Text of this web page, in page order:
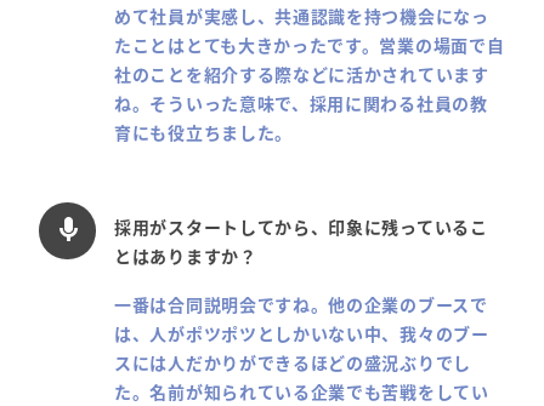
めて社員が実感し、共通認識を持つ機会になっ
たことはとても大きかったです。営業の場面で自
社のことを紹介する際などに活かされています
ね。そういった意味で、採用に関わる社員の教
育にも役立ちました。
mic
採用がスタートしてから、印象に残っているこ
とはありますか？
一番は合同説明会ですね。他の企業のブースで
は、人がポツポツとしかいない中、我々のブー
スには人だかりができるほどの盛況ぶりでし
た。名前が知られている企業でも苦戦をしてい